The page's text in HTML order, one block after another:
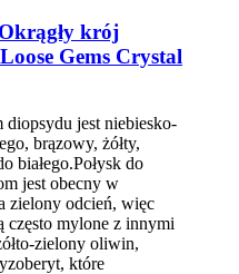
krój
Gems Crystal
diopsydu jest niebiesko-
brązowy, żółty,
białego.Połysk do
jest obecny w
zielony odcień, więc
często mylone z innymi
zielony oliwin,
które